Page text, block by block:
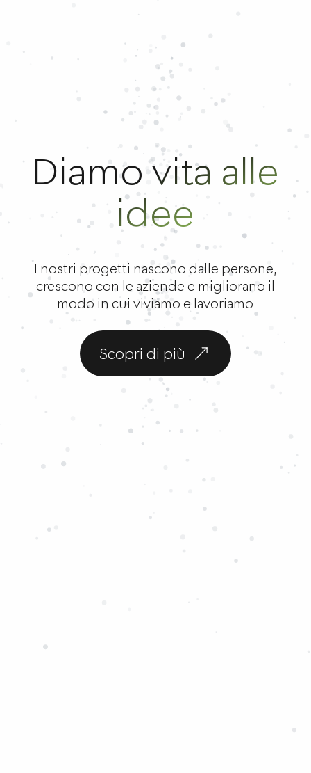
Diamo vita alle
idee
I nostri progetti nascono dalle persone,
crescono con le aziende e migliorano il
modo in cui viviamo e lavoriamo
Scopri di più